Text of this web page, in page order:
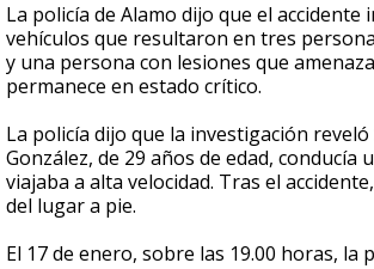
La policía de Alamo dijo que el accidente
vehículos que resultaron en tres
y una persona con lesiones que
permanece en estado crítico.
La policía dijo que la investigación reveló
González, de 29 años de edad, conducía
viajaba a alta velocidad. Tras el
del lugar a pie.
El 17 de enero, sobre las 19.00 horas, la